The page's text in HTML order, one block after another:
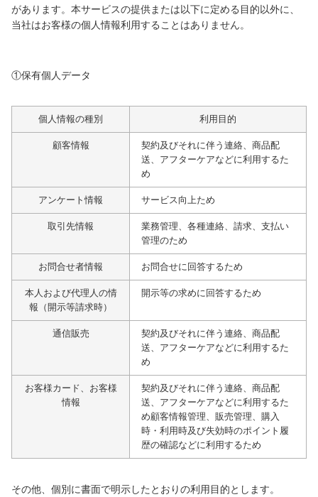
ホームオフィス
こたつ
寝具
カーテン
ラグ
マット
収納用品
があります。本サービスの提供または以下に定める目的以外に、
当社はお客様の個人情報利用することはありません。
①保有個人データ
個人情報の種別 利用目的
顧客情報
契約及びそれに伴う連絡、商品配
送、アフターケアなどに利用するた
め
アンケート情報 サービス向上ため
取引先情報
業務管理、各種連絡、請求、支払い
管理のため
お問合せ者情報 お問合せに回答するため
本人および代理人の情
報（開示等請求時）
開示等の求めに回答するため
通信販売
契約及びそれに伴う連絡、商品配
送、アフターケアなどに利用するた
め
お客様カード、お客様
情報
契約及びそれに伴う連絡、商品配
送、アフターケアなどに利用するた
め顧客情報管理、販売管理、購入
時・利用時及び失効時のポイント履
歴の確認などに利用するため
その他、個別に書面で明示したとおりの利用目的とします。